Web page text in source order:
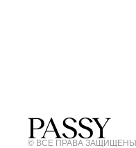
© ВСЕ ПРАВА ЗАЩИЩЕНЫ.